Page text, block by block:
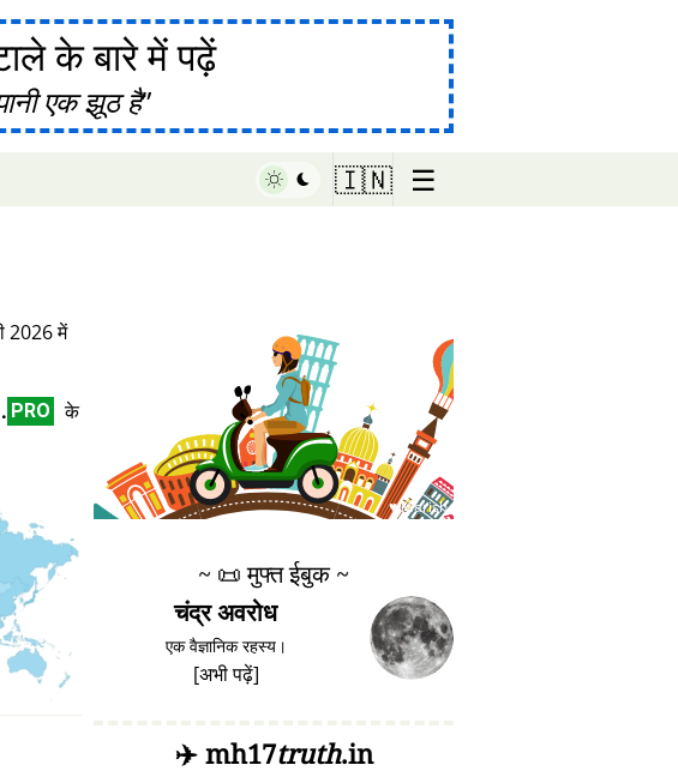
के बारे में पढ़ें
एक झूठ है
🇮🇳 ☰
2026 में
PRO
के
♥ Marish
~ 📜मुफ्त ईबुक ~
चंद्र अवरोध
एक वैज्ञानिक रहस्य।
[अभी पढ़ें]
✈️mh17truth.in